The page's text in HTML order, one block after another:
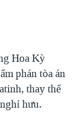
Hoa Kỳ
phán tòa án
thay thế
hưu.